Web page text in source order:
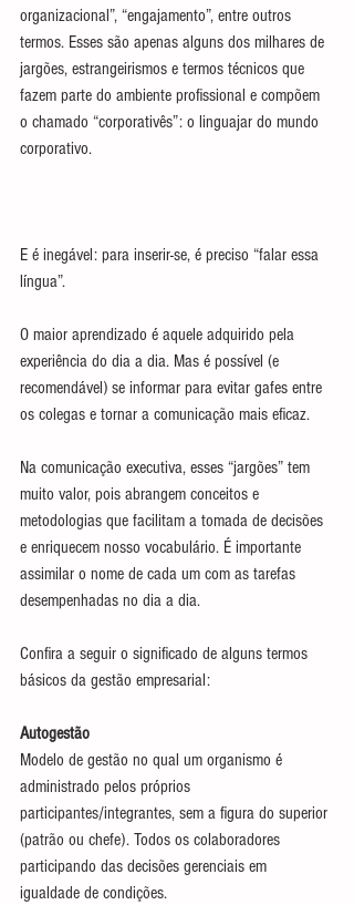
organizacional”, “engajamento”, entre outros
termos. Esses são apenas alguns dos milhares de
jargões, estrangeirismos e termos técnicos que
fazem parte do ambiente profissional e compõem
o chamado “corporativês”: o linguajar do mundo
corporativo.
E é inegável: para inserir-se, é preciso “falar essa
língua”.
O maior aprendizado é aquele adquirido pela
experiência do dia a dia. Mas é possível (e
recomendável) se informar para evitar gafes entre
os colegas e tornar a comunicação mais eficaz.
Na comunicação executiva, esses “jargões” tem
muito valor, pois abrangem conceitos e
metodologias que facilitam a tomada de decisões
e enriquecem nosso vocabulário. É importante
assimilar o nome de cada um com as tarefas
desempenhadas no dia a dia.
Confira a seguir o significado de alguns termos
básicos da gestão empresarial:
Autogestão
Modelo de gestão no qual um organismo é
administrado pelos próprios
participantes/integrantes, sem a figura do superior
(patrão ou chefe). Todos os colaboradores
participando das decisões gerenciais em
igualdade de condições.